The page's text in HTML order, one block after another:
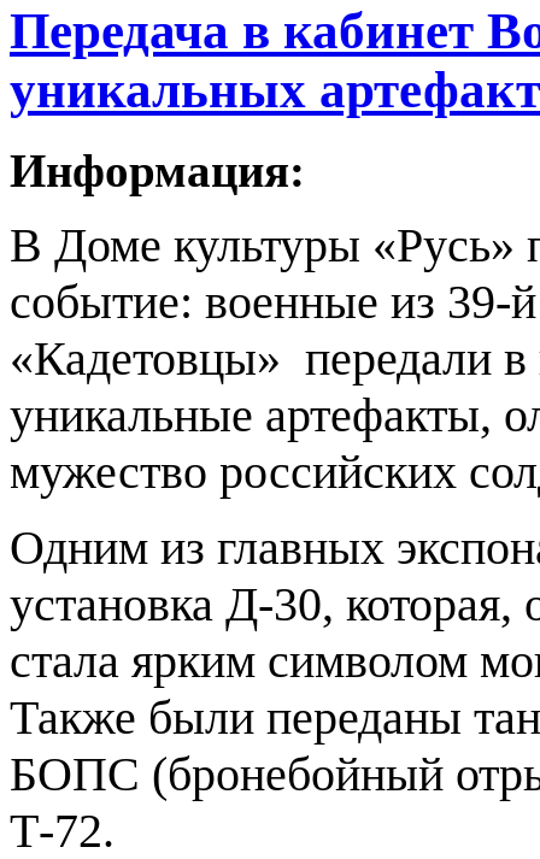
Передача в кабинет
уникальных
Информация:
В Доме культуры «Русь»
событие: военные из 39-
«Кадетовцы» передали
уникальные артефакты,
мужество российских
Одним из главных
установка Д-30, которая,
стала ярким символом
Также были переданы
БОПС (бронебойный
Т-72.